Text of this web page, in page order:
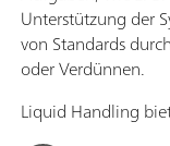
Unterstützung der
von Standards
oder Verdünnen.
Liquid Handling